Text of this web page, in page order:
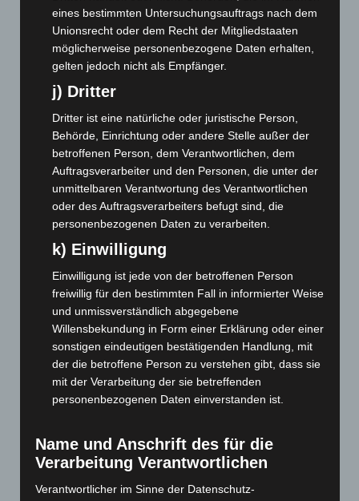
Mai 2023(139)
April 2023(155)
März 2023(174)
Februar 2023(154)
Januar 2023(140)
Dezember 2022(130)
November 2022(167)
Oktober 2022 (166)
August 2022
Juli 2022 (133)
Juni 2022 (167)
Mai 2022(177)
April 2022(198)
März 2022(221)
Februar 2022(189)
Dezember 2021
(204)
eines bestimmten Untersuchungsauftrags nach dem
Unionsrecht oder dem Recht der Mitgliedstaaten
möglicherweise personenbezogene Daten erhalten,
gelten jedoch nicht als Empfänger.
j) Dritter
Dritter ist eine natürliche oder juristische Person,
Behörde, Einrichtung oder andere Stelle außer der
betroffenen Person, dem Verantwortlichen, dem
Auftragsverarbeiter und den Personen, die unter der
unmittelbaren Verantwortung des Verantwortlichen
oder des Auftragsverarbeiters befugt sind, die
personenbezogenen Daten zu verarbeiten.
k) Einwilligung
Einwilligung ist jede von der betroffenen Person
freiwillig für den bestimmten Fall in informierter Weise
und unmissverständlich abgegebene
Willensbekundung in Form einer Erklärung oder einer
sonstigen eindeutigen bestätigenden Handlung, mit
der die betroffene Person zu verstehen gibt, dass sie
mit der Verarbeitung der sie betreffenden
personenbezogenen Daten einverstanden ist.
Name und Anschrift des für die
Verarbeitung Verantwortlichen
Verantwortlicher im Sinne der Datenschutz-